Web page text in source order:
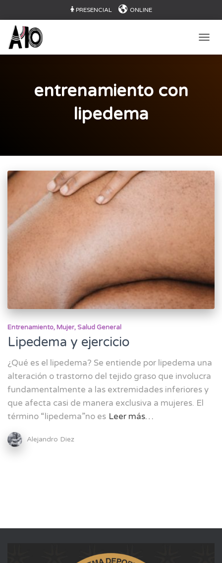
PRESENCIAL ONLINE
entrenamiento con
lipedema
Entrenamiento Mujer Salud General
Lipedema y ejercicio
¿Qué es el lipedema? Se entiende por lipedema una
alteración o trastorno del tejido graso que involucra
fundamentalmente a las extremidades inferiores y
que afecta casi de manera exclusiva a mujeres. El
término “lipedema”no es Leer más…
Alejandro Diez